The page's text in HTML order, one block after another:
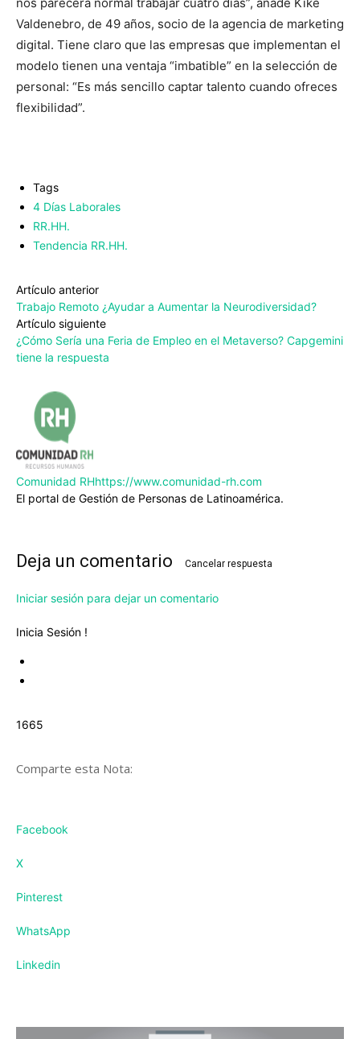
Valdenebro, de 49 años, socio de la agencia de marketing
digital. Tiene claro que las empresas que implementan el
modelo tienen una ventaja “imbatible” en la selección de
personal: “Es más sencillo captar talento cuando ofreces
flexibilidad”.
Tags
4 Días Laborales
RR.HH.
Tendencia RR.HH.
Artículo anterior
Trabajo Remoto ¿Ayudar a Aumentar la Neurodiversidad?
Artículo siguiente
¿Cómo Sería una Feria de Empleo en el Metaverso? Capgemini
tiene la respuesta
Comunidad RHhttps://www.comunidad-rh.com
El portal de Gestión de Personas de Latinoamérica.
Deja un comentario Cancelar respuesta
Iniciar sesión para dejar un comentario
Inicia Sesión !
1665
Comparte esta Nota:
Facebook
X
Pinterest
WhatsApp
Linkedin